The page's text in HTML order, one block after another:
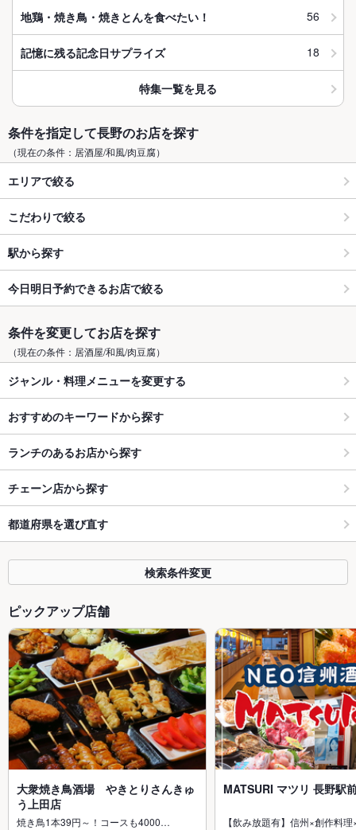
地鶏・焼き鳥・焼きとんを食べたい！ 56
記憶に残る記念日サプライズ 18
特集一覧を見る
条件を指定して長野のお店を探す
（現在の条件：居酒屋/和風/肉豆腐）
エリアで絞る
こだわりで絞る
駅から探す
今日明日予約できるお店で絞る
条件を変更してお店を探す
（現在の条件：居酒屋/和風/肉豆腐）
ジャンル・料理メニューを変更する
おすすめのキーワードから探す
ランチのあるお店から探す
チェーン店から探す
都道府県を選び直す
検索条件変更
ピックアップ店舗
大衆焼き鳥酒場 やきとりさんきゅ
う上田店
焼き鳥1本39円～！コースも4000…
MATSURI マツリ 長野駅
【飲み放題有】信州×創作料